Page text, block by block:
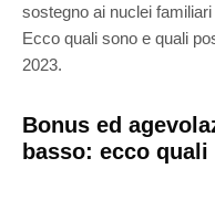
sostegno ai nuclei
Ecco quali sono e quali
2023.
Bonus ed
basso: ecco